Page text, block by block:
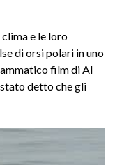
e le loro
di orsi polari in uno
film di Al
stato detto che gli